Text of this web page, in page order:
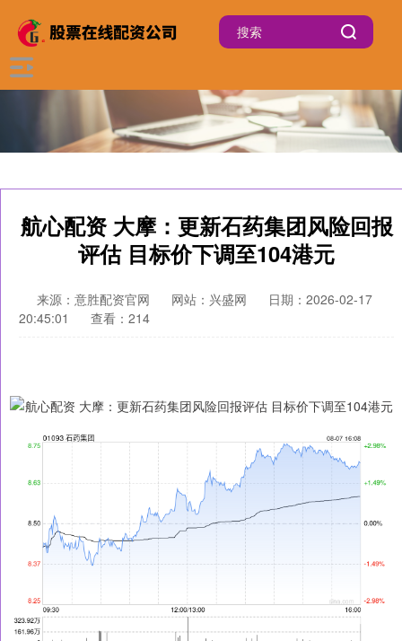
航心配资 大摩：更新石药集团风险回报
评估 目标价下调至104港元
来源：意胜配资官网 网站：兴盛网
日期：2026-02-17
20:45:01
查看：214